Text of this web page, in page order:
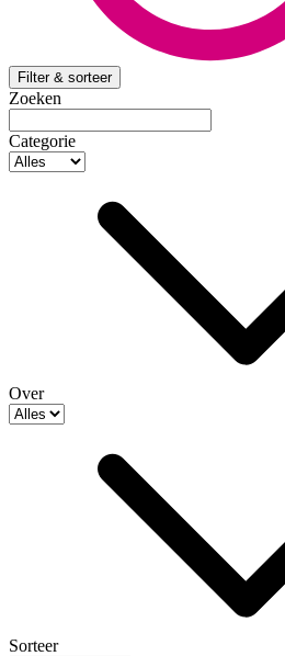
Filter & sorteer
Zoeken
Categorie
Over
Sorteer